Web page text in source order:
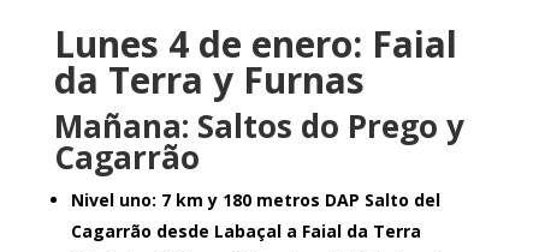
Lunes 4 de enero: Faial
da Terra y Furnas
Mañana: Saltos do Prego y
Cagarrão
Nivel uno: 7 km y 180 metros DAP Salto del
Cagarrão desde Labaçal a Faial da Terra